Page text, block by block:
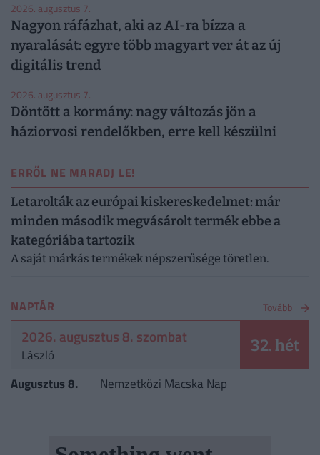
2026. augusztus 7.
Nagyon ráfázhat, aki az AI-ra bízza a
nyaralását: egyre több magyart ver át az új
digitális trend
2026. augusztus 7.
Döntött a kormány: nagy változás jön a
háziorvosi rendelőkben, erre kell készülni
ERRŐL NE MARADJ LE!
Letarolták az európai kiskereskedelmet: már
minden második megvásárolt termék ebbe a
kategóriába tartozik
A saját márkás termékek népszerűsége töretlen.
NAPTÁR Tovább
2026. augusztus 8. szombat
László 32. hét
Augusztus 8. Nemzetközi Macska Nap